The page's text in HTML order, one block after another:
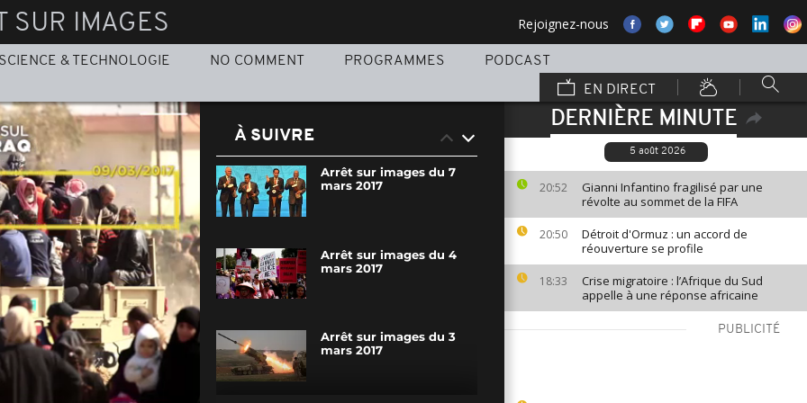
SUR IMAGES Rejoignez-nous
SCIENCE & TECHNOLOGIE NO COMMENT PROGRAMMES
PODCAST
EN DIRECT
DERNIÈRE MINUTE
5 août 2026
20:52
Gianni Infantino fragilisé par une
révolte au sommet de la FIFA
20:50
Détroit d'Ormuz : un accord de
réouverture se profile
18:33
Crise migratoire : l’Afrique du Sud
appelle à une réponse africaine
PUBLICITÉ
À SUIVRE
Arrêt sur images du 7
mars 2017
Arrêt sur images du 4
mars 2017
Arrêt sur images du 3
mars 2017